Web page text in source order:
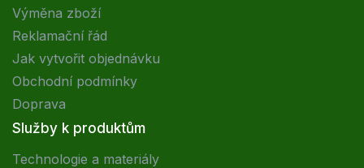
Výměna zboží
Reklamační řád
Jak vytvořit objednávku
Obchodní podmínky
Doprava
Služby k produktům
Technologie a materiály